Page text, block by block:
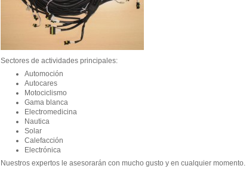
Sectores de actividades principales:
Automoción
Autocares
Motociclismo
Gama blanca
Electromedicina
Nautica
Solar
Calefacción
Electrónica
Nuestros expertos le asesorarán con mucho gusto y en cualquier momento.